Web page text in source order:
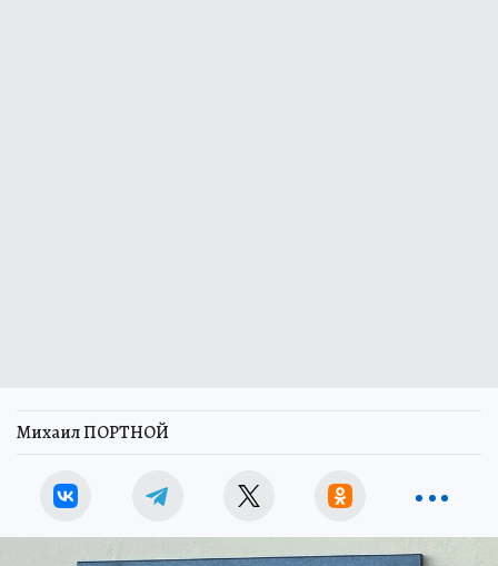
Михаил ПОРТНОЙ